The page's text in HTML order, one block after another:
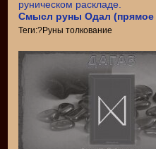
Смысл руны Одал (прямое
Теги:?Руны толкование